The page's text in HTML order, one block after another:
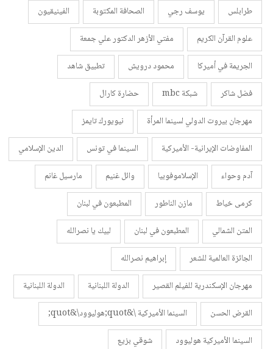
طرابلس
يوسف رجي الصحافة المكتوبة
الفينيقيون
علوم القرآن الكريم
مفتي الأزهر الدكتور علي جمعة
الجريمة في أميركا
محمود درويش
تطبيق شاهد
فضل شاكر
شبكة mbc
حضارة كارال
مهرجان بيروت الدولي لسينما المرأة
نيويورك تايمز
المفاوضات الإيرانية- الأميركية
السينما في تونس
الدين الإسلامي
آدم وحواء
الإسلاموفوبيا وائل غنيم
مارسيل غانم
كرمى خياط
مازن الناطور
المطبعون في لبنان
المتن الشمالي
المطبعون في لبنان
لبيك يا نصرالله
الجائزة العالمية للشعر
إبراهيم نصرالله
مهرجان الإسكندرية للفيلم القصير
الدولة اللبنانية
الدولة اللبنانية
القرض الحسن
السينما الأميركية \&quot;هوليوود\&quot;
السينما الأميركية هوليوود
شوقي بزيع